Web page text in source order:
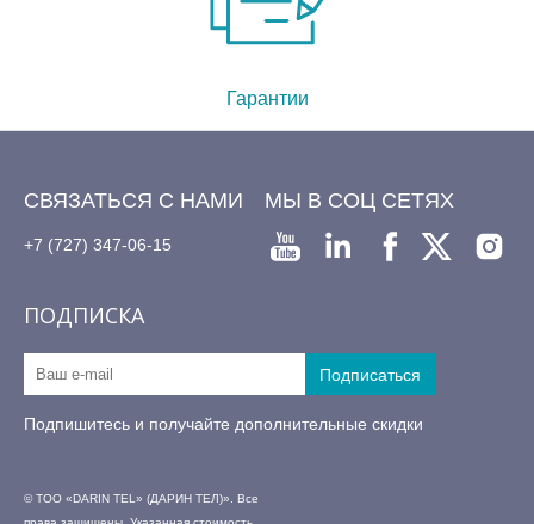
Гарантии
СВЯЗАТЬСЯ С НАМИ
+7 (727) 347-06-15
МЫ В СОЦ СЕТЯХ
ПОДПИСКА
Подпишитесь и получайте дополнительные скидки
© ТОО «DARIN TEL» (ДАРИН ТЕЛ)». Все